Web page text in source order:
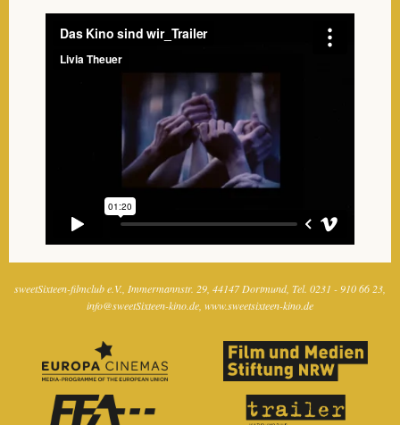
sweetSixteen-filmclub e.V. Immermannstr. 29 44147 Dortmund Tel. 0231 - 910 66 23
info@sweetSixteen-kino.de www.sweetsixteen-kino.de